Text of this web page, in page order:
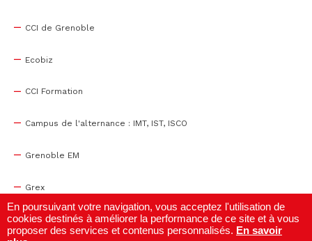
CCI de Grenoble
Ecobiz
CCI Formation
Campus de l'alternance : IMT, IST, ISCO
Grenoble EM
Grex
WTC Grenoble
En poursuivant votre navigation, vous acceptez l'utilisation de
cookies destinés à améliorer la performance de ce site et à vous
proposer des services et contenus personnalisés. En savoir